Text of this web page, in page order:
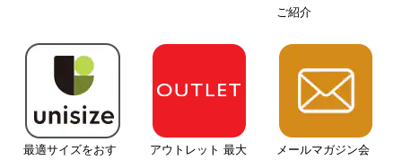
ご紹介
最適サイズをおす アウトレット 最大 メールマガジン会